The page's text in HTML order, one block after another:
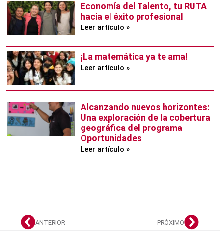
Economía del Talento, tu RUTA
hacia el éxito profesional
Leer artículo »
¡La matemática ya te ama!
Leer artículo »
Alcanzando nuevos horizontes:
Una exploración de la cobertura
geográfica del programa
Oportunidades
Leer artículo »
ANTERIOR PRÓXIMO